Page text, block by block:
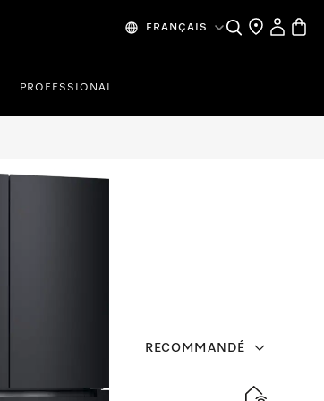
FRANÇAIS SearchFind a store
My
PROFESSIONAL
RECOMMANDÉ